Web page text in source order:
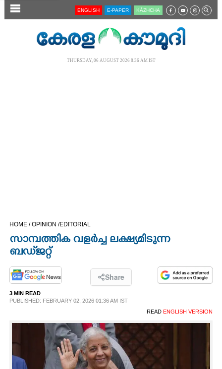
SECTIONS
SPIRITUAL
ENGLISH E-PAPER KĀZHCHA
THURSDAY, 06 AUGUST 2026 8.36 AM IST
HOME /OPINION /EDITORIAL
സാമ്പത്തിക വളർച്ച ലക്ഷ്യമിടുന്ന
ബഡ്‌ജറ്റ്
Share
3 MIN READ
PUBLISHED: FEBRUARY 02, 2026 01:36 AM IST
READ ENGLISH VERSION